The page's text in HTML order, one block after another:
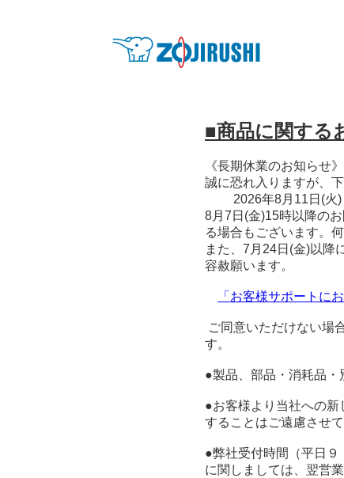
■商品に関する
《長期休業のお
誠に恐れ入りますが、
2026年8月11日
8月7日(金)15時以降の
る場合もございま
また、7月24日(金)以降
容赦願います。
「お客様サポートに
ご同意いただけない場
す。
●製品、部品・消耗品・
●お客様より当社への
することはご遠慮させ
●弊社受付時間（平日
に関しましては、翌営